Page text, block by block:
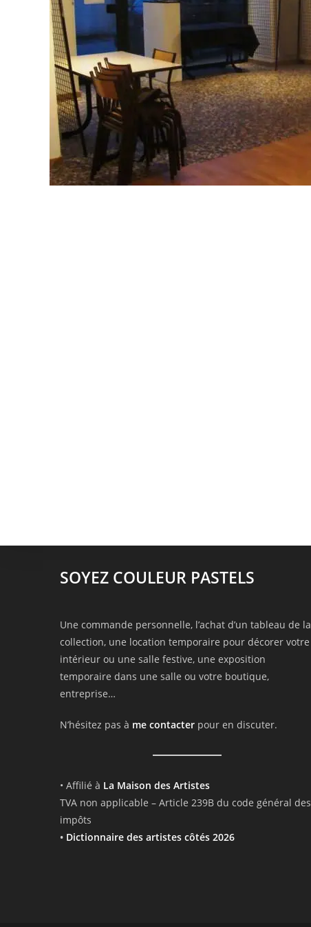
SOYEZ COULEUR PASTELS
Une commande personnelle, l’achat d’un tableau de la
collection, une location temporaire pour décorer votre
intérieur ou une salle festive, une exposition
temporaire dans une salle ou votre boutique,
entreprise…
N’hésitez pas à me contacter pour en discuter.
• Affilié à La Maison des Artistes
TVA non applicable – Article 239B du code général des
impôts
• Dictionnaire des artistes côtés 2026